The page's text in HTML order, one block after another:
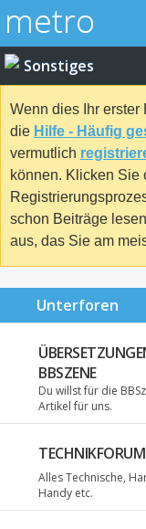
Sonstiges
Wenn dies Ihr erster
die Hilfe - Häufig
vermutlich
können. Klicken Sie
schon Beiträge
aus, das Sie am
Unterforen
BBSZENE
Du willst für die
Artikel für uns.
TECHNIKFORUM
Alles Technische,
Handy etc.